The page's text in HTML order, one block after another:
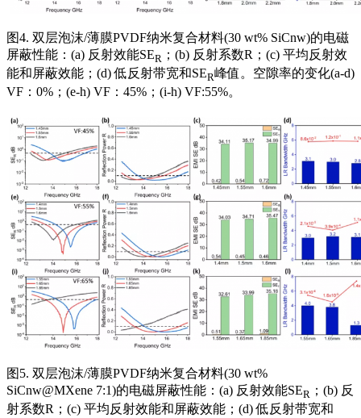
图4. 双层泡沫/薄膜PVDF纳米复合材料(30 wt% SiCnw)的电磁
屏蔽性能：(a) 反射效能SER ；(b) 反射系数R；(c) 平均反射效
能和屏蔽效能；(d) 低反射带宽和SER峰值。空隙率的变化(a-d)
VF：0%；(e-h) VF：45%；(i-h) VF:55%。
图5. 双层泡沫/薄膜PVDF纳米复合材料(30 wt%
SiCnw@MXene 7:1)的电磁屏蔽性能：(a) 反射效能SER ；(b) 反
射系数R；(c) 平均反射效能和屏蔽效能；(d) 低反射带宽和